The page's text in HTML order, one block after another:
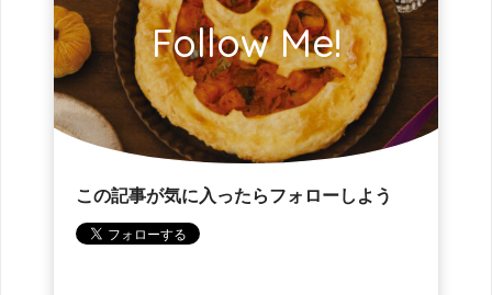
Follow Me!
この記事が気に入ったらフォローしよう